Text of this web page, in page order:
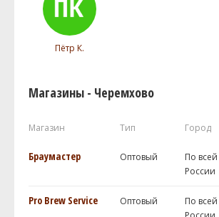
Пётр К.
Магазины - Черемхово
Магазин Тип Город
Браумастер Оптовый
По всей
России
Pro Brew Service Оптовый
По всей